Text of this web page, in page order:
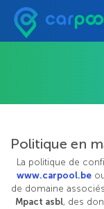
Politique en
La politique de
www.carpool.be
de domaine
Mpact asbl, des